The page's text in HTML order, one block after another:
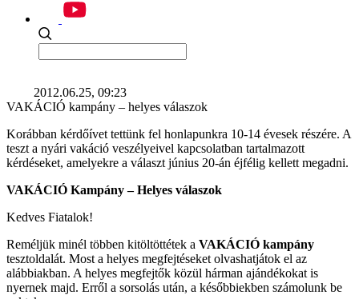
2012.06.25, 09:23
VAKÁCIÓ kampány – helyes válaszok
Korábban kérdőívet tettünk fel honlapunkra 10-14 évesek részére. A
teszt a nyári vakáció veszélyeivel kapcsolatban tartalmazott
kérdéseket, amelyekre a választ június 20-án éjfélig kellett megadni.
VAKÁCIÓ Kampány – Helyes válaszok
Kedves Fiatalok!
Reméljük minél többen kitöltöttétek a VAKÁCIÓ kampány
tesztoldalát. Most a helyes megfejtéseket olvashatjátok el az
alábbiakban. A helyes megfejtők közül hárman ajándékokat is
nyernek majd. Erről a sorsolás után, a későbbiekben számolunk be